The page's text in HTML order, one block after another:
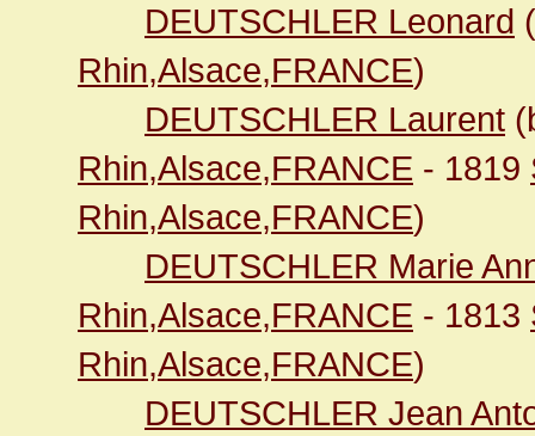
DEUTSCHLER Leonard
Rhin,Alsace,FRANCE)
DEUTSCHLER Laurent
Rhin,Alsace,FRANCE - 1819
Rhin,Alsace,FRANCE)
DEUTSCHLER Marie
Rhin,Alsace,FRANCE - 1813
Rhin,Alsace,FRANCE)
DEUTSCHLER Jean